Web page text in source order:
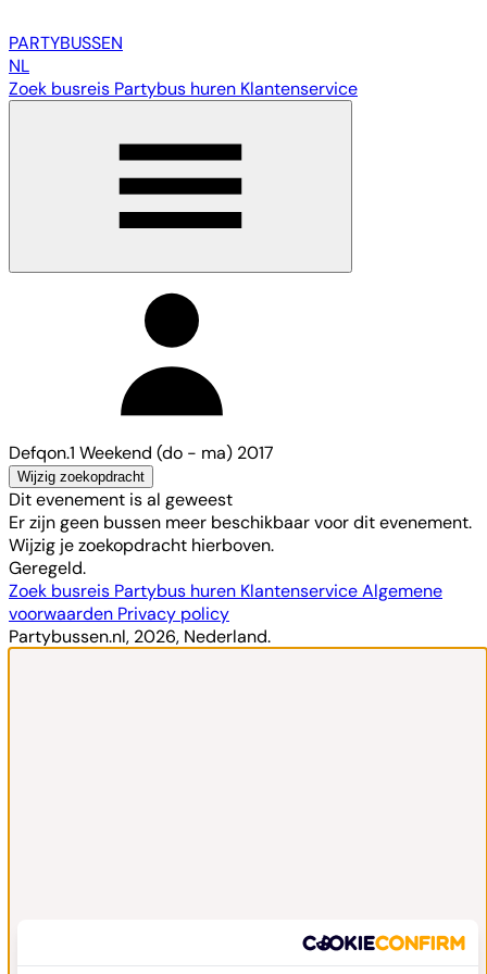
PARTYBUSSEN
NL
Zoek busreis Partybus huren Klantenservice
Defqon.1 Weekend (do - ma) 2017
Wijzig zoekopdracht
Dit evenement is al geweest
Er zijn geen bussen meer beschikbaar voor dit evenement.
Wijzig je zoekopdracht hierboven.
Geregeld.
Zoek busreis Partybus huren KlantenserviceAlgemene
voorwaarden Privacy policy
Partybussen.nl, 2026, Nederland.